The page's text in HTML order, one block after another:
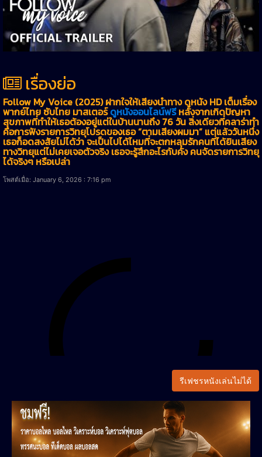
เรื่องย่อ
Follow My Voice (2025) ฝากใจให้เสียงนำทาง ดูหนัง HD เต็มเรื่อง
พากย์ไทย ซับไทย มาสเตอร์ดูหนังออนไลน์ฟรีหลังจากเกิดปัญหา
สุขภาพที่ทำให้เธอต้องอยู่แต่ในบ้านนานถึง 76 วัน สิ่งเดียวที่คลาร่าทำ
คือการฟังรายการวิทยุโปรดของเธอ “ตามเสียงผมมา” แต่แล้ววันหนึ่ง
เธอก็อดสงสัยไม่ได้ว่า จะเป็นไปได้ไหมที่จะตกหลุมรักคนที่ได้ยินเสียง
ทางวิทยุแต่ไม่เคยเจอตัวจริง เธอจะรู้สึกอะไรกับคัง คนจัดรายการวิทยุ
ได้จริงๆ หรือเปล่า
โพสต์เมื่อ: January 6, 2026 : 7:16 pm
รีเฟชรหนังเล่นไม่ได้